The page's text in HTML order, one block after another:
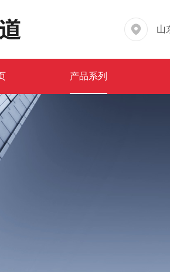
产品系列